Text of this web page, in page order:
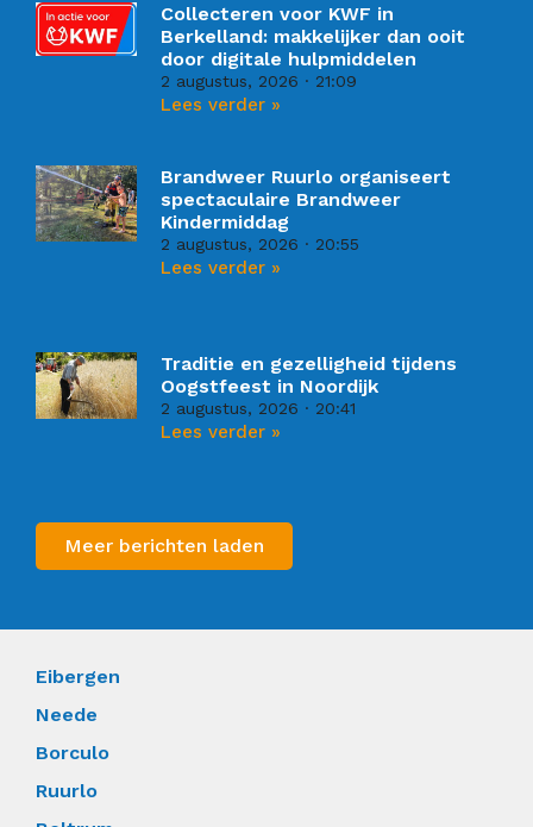
Collecteren voor KWF in
Berkelland: makkelijker dan ooit
door digitale hulpmiddelen
2 augustus, 2026 21:09
Lees verder »
Brandweer Ruurlo organiseert
spectaculaire Brandweer
Kindermiddag
2 augustus, 2026 20:55
Lees verder »
Traditie en gezelligheid tijdens
Oogstfeest in Noordijk
2 augustus, 2026 20:41
Lees verder »
Meer berichten laden
Eibergen
Neede
Borculo
Ruurlo